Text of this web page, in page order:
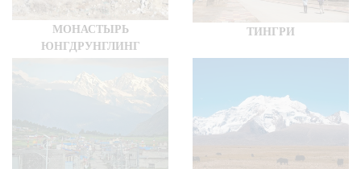
МОНАСТЫРЬ
ЮНГДРУНГЛИНГ
ТИНГРИ